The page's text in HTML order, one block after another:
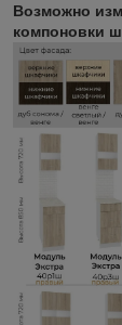
Возможно
компоновки